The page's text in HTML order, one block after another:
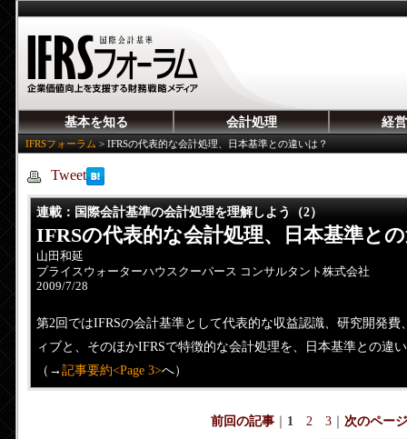
基本を知る 会計処理 経
IFRSフォーラム > IFRSの代表的な会計処理、日本基準との違いは？
Tweet
連載： 国際会計基準の会計処理を理解しよう（2）
IFRSの代表的な会計処理、日本基準と
山田和延
プライスウォーターハウスクーパース コンサルタント株式会社
2009/7/28
第2回ではIFRSの会計基準として代表的な収益認識、研究開発
ィブと、そのほかIFRSで特徴的な会計処理を、日本基準との違
（→記事要約<Page 3>へ）
前回の記事｜ 1 2 3｜ 次のページ